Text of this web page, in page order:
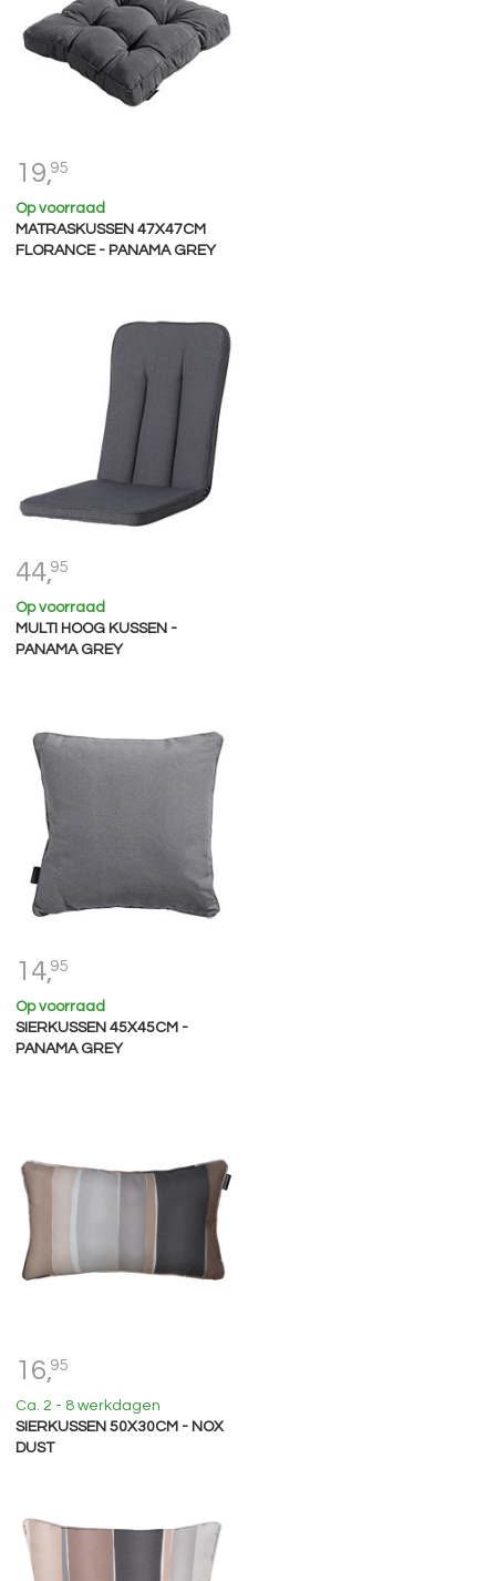
19,95
Op voorraad
MATRASKUSSEN 47X47CM
FLORANCE - PANAMA GREY
44,95
Op voorraad
MULTI HOOG KUSSEN -
PANAMA GREY
14,95
Op voorraad
SIERKUSSEN 45X45CM -
PANAMA GREY
16,95
Ca. 2 - 8 werkdagen
SIERKUSSEN 50X30CM - NOX
DUST